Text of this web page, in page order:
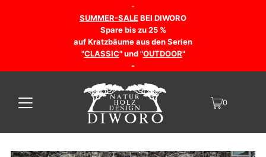
-
SUMMER-SALEBEI DIWORO
Spare bis zu 25 %
auf Kratzbäume aus den Serien
"CLASSIC" und "OUTDOOR"
-
0